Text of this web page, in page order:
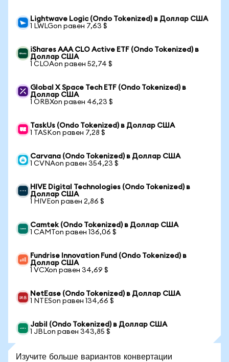
Lightwave Logic (Ondo Tokenized) в Доллар США
1 LWLGon равен 7,63 $
iShares AAA CLO Active ETF (Ondo Tokenized) в
Доллар США
1 CLOAon равен 52,74 $
Global X Space Tech ETF (Ondo Tokenized) в
Доллар США
1 ORBXon равен 46,23 $
TaskUs (Ondo Tokenized) в Доллар США
1 TASKon равен 7,28 $
Carvana (Ondo Tokenized) в Доллар США
1 CVNAon равен 354,23 $
HIVE Digital Technologies (Ondo Tokenized) в
Доллар США
1 HIVEon равен 2,86 $
Camtek (Ondo Tokenized) в Доллар США
1 CAMTon равен 136,06 $
Fundrise Innovation Fund (Ondo Tokenized) в
Доллар США
1 VCXon равен 34,69 $
NetEase (Ondo Tokenized) в Доллар США
1 NTESon равен 134,66 $
Jabil (Ondo Tokenized) в Доллар США
1 JBLon равен 343,85 $
Изучите больше вариантов конвертации